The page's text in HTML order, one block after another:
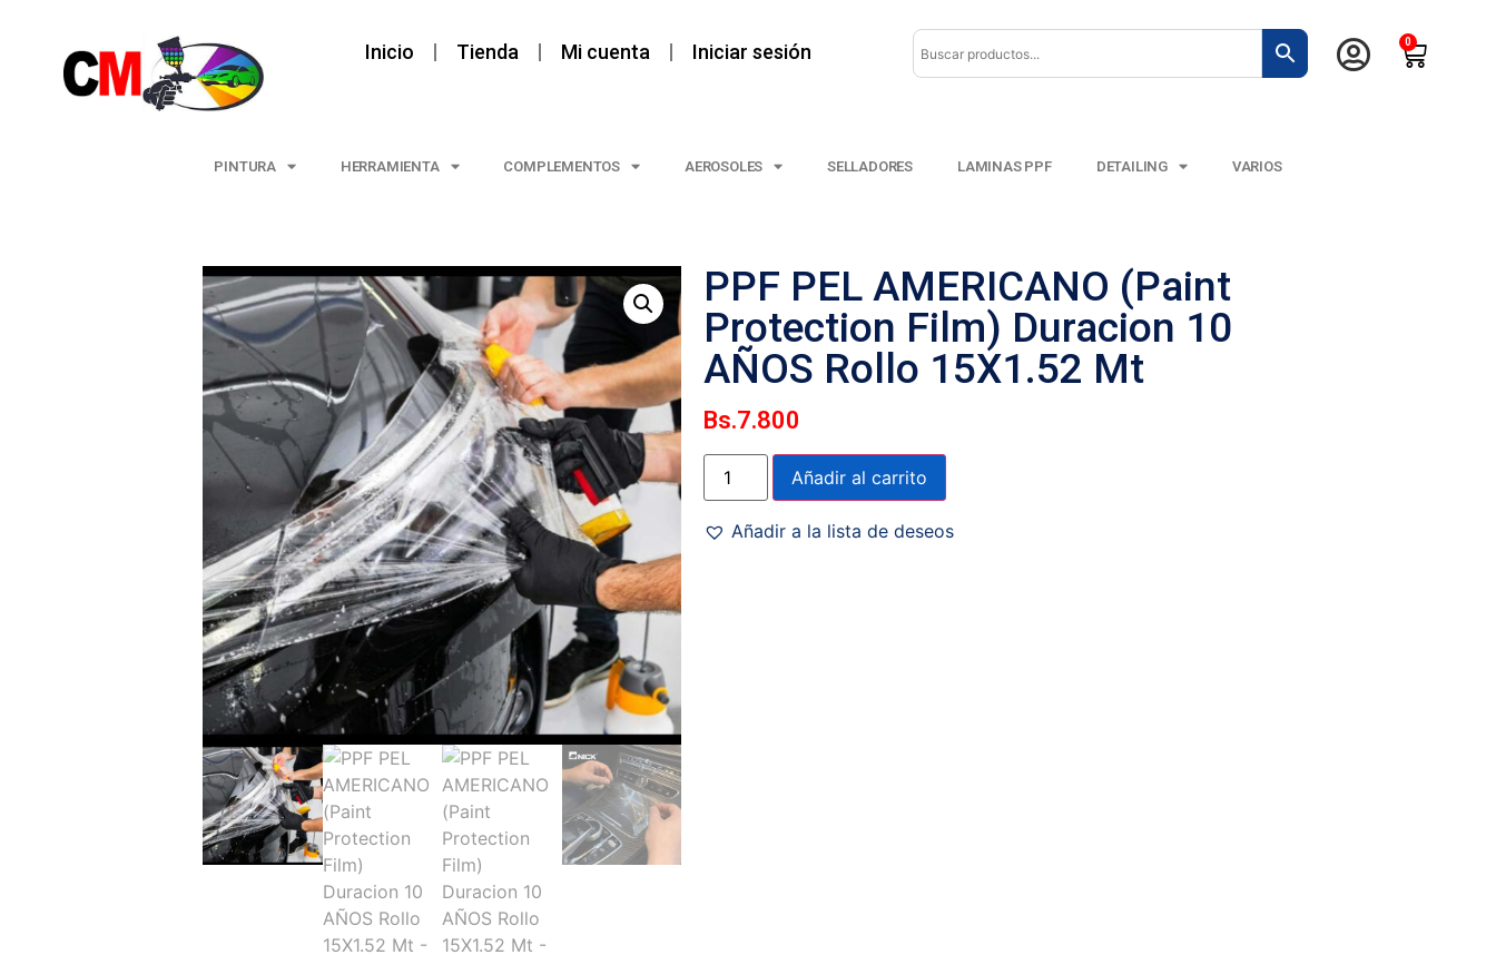
Inicio Tienda Mi cuenta Iniciar sesión 0
PINTURA HERRAMIENTA COMPLEMENTOS AEROSOLES SELLADORES LAMINAS PPF DETAILING VARIOS
PPF PEL AMERICANO (Paint
Protection Film) Duracion 10
AÑOS Rollo 15X1.52 Mt
Bs.7.800
Añadir al carrito
Añadir a la lista de deseos